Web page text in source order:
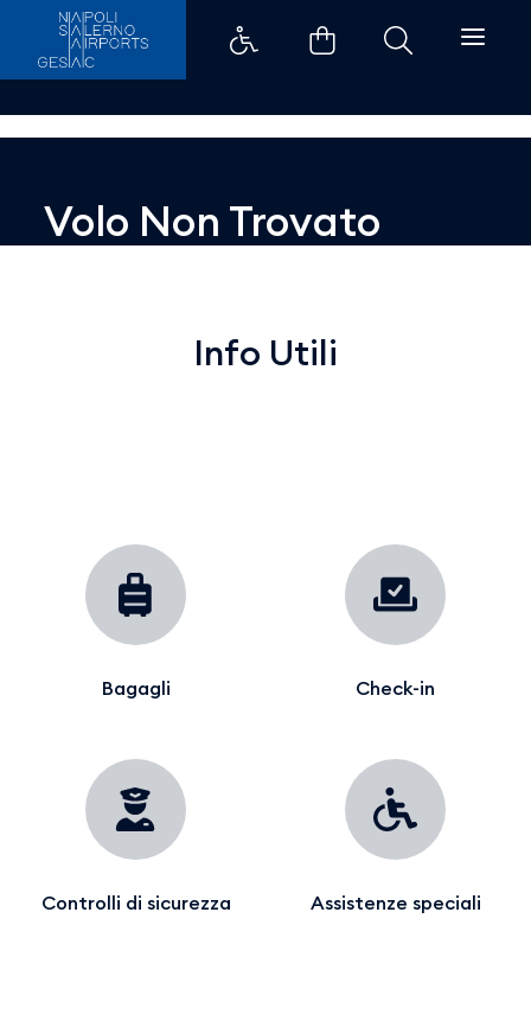
Dettaglio - Aeroporti di Napoli
Volo Non Trovato
Info Utili
Bagagli Check-in
Controlli di sicurezza Assistenze speciali